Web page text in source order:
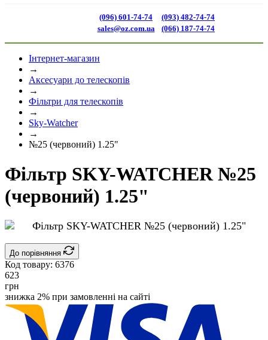
(096) 601-74-74
sales@oz.com.ua
(093) 482-74-74
(066) 187-74-74
Інтернет-магазин
→
Аксесуари до телескопів
→
Фільтри для телескопів
→
Sky-Watcher
→
№25 (червоний) 1.25"
Фільтр SKY-WATCHER №25
(червоний) 1.25"
До порівняння
Код товару: 6376
623
грн
знижка 2% при замовленні на сайті